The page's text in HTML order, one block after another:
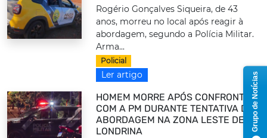
Rogério Gonçalves Siqueira, de 43
anos, morreu no local após reagir à
abordagem, segundo a Polícia Militar.
Arma...
Policial
Ler artigo
HOMEM MORRE APÓS CONFRONTO
COM A PM DURANTE TENTATIVA DE
ABORDAGEM NA ZONA LESTE DE
LONDRINA
Grupo de Notícias